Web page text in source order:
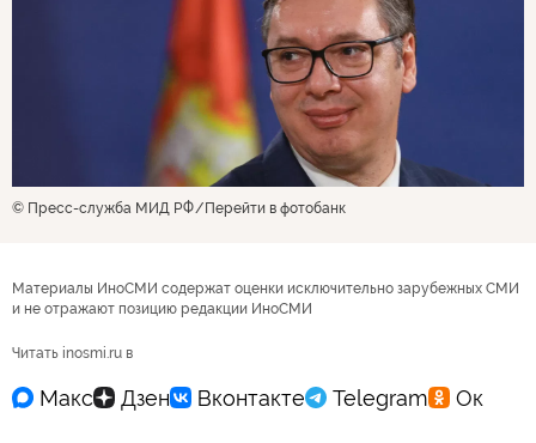
© Пресс-служба МИД РФ Перейти в фотобанк
Материалы ИноСМИ содержат оценки исключительно зарубежных СМИ
и не отражают позицию редакции ИноСМИ
Читать inosmi.ru в